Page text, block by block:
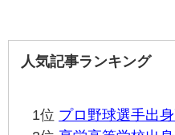
人気記事ランキング
1位 プロ野球選手出